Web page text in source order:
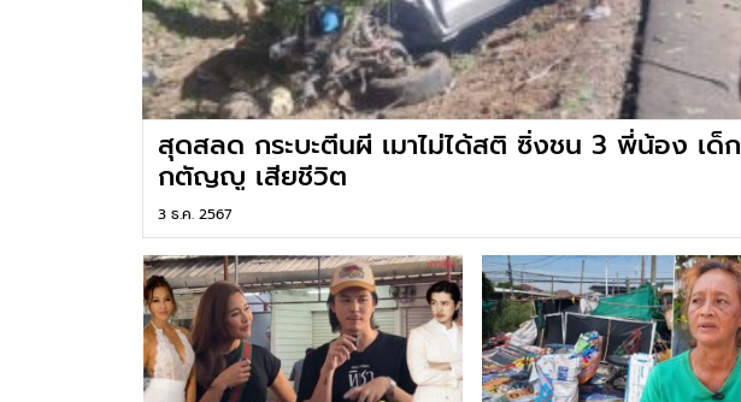
สุดสลด กระบะตีนผี เมาไม่ได้สติ ซิ่งชน 3 พี่น้อง เด็ก
กตัญญู เสียชีวิต
3 ธ.ค. 2567